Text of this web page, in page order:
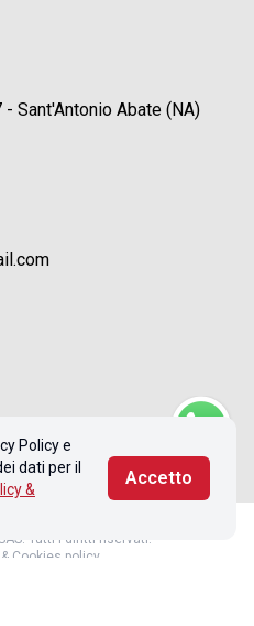
Sant'Antonio Abate (NA)
Policy e
dati per il
&
Accetto
Tutti i diritti riservati.
Cookies policy